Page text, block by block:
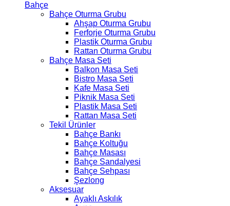
Bahçe
Bahçe Oturma Grubu
Ahşap Oturma Grubu
Ferforje Oturma Grubu
Plastik Oturma Grubu
Rattan Oturma Grubu
Bahçe Masa Seti
Balkon Masa Seti
Bistro Masa Seti
Kafe Masa Seti
Piknik Masa Seti
Plastik Masa Seti
Rattan Masa Seti
Tekil Ürünler
Bahçe Bankı
Bahçe Koltuğu
Bahçe Masası
Bahçe Sandalyesi
Bahçe Sehpası
Şezlong
Aksesuar
Ayaklı Askılık